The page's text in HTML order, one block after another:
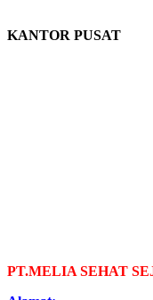
KANTOR PUSAT
PT.MELIA SEHAT